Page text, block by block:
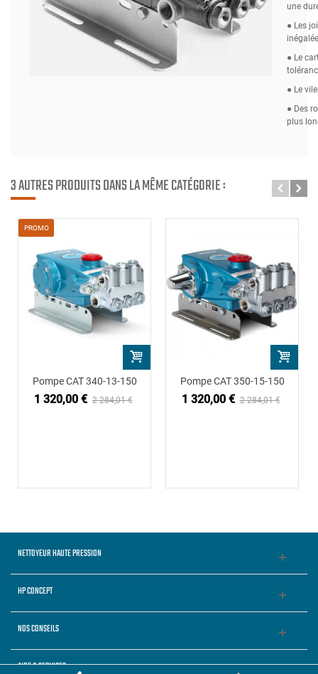
une
● Les
● Le
● Le
● Des
plus
3 AUTRES PRODUITS DANS LA MÊME CATÉGORIE :
PROMO
Pompe CAT 340-13-150
1 320,00 € 2 284,01 €
Pompe CAT 350-15-150
1 320,00 € 2 284,01 €
NETTOYEUR HAUTE PRESSION
HP CONCEPT
NOS CONSEILS
AIDE & SERVICES